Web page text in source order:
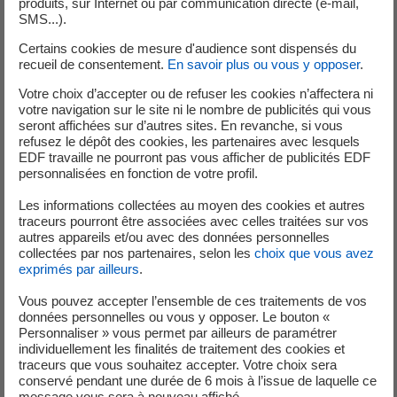
1 200 à 1 300 kWh
produits par an
Une facture d’électricité réduite
grâce aux panneaux solaires
collectifs
Avec 1200 à 1300 kWh produits chaque année et un taux
SMS...).
Certains cookies de mesure d'audience sont dispensés du
recueil de consentement. En savoir plus ou vous y opposer.
Votre choix d’accepter ou de refuser les cookies n’affectera ni
votre navigation sur le site ni le nombre de publicités qui vous
seront affichées sur d’autres sites. En revanche, si vous
refusez le dépôt des cookies, les partenaires avec lesquels
EDF travaille ne pourront pas vous afficher de publicités EDF
personnalisées en fonction de votre profil.
Les informations collectées au moyen des cookies et autres
traceurs pourront être associées avec celles traitées sur vos
autres appareils et/ou avec des données personnelles
collectées par nos partenaires, selon les choix que vous avez
exprimés par ailleurs.
Vous pouvez accepter l’ensemble de ces traitements de vos
données personnelles ou vous y opposer. Le bouton «
Personnaliser » vous permet par ailleurs de paramétrer
individuellement les finalités de traitement des cookies et
traceurs que vous souhaitez accepter. Votre choix sera
conservé pendant une durée de 6 mois à l’issue de laquelle ce